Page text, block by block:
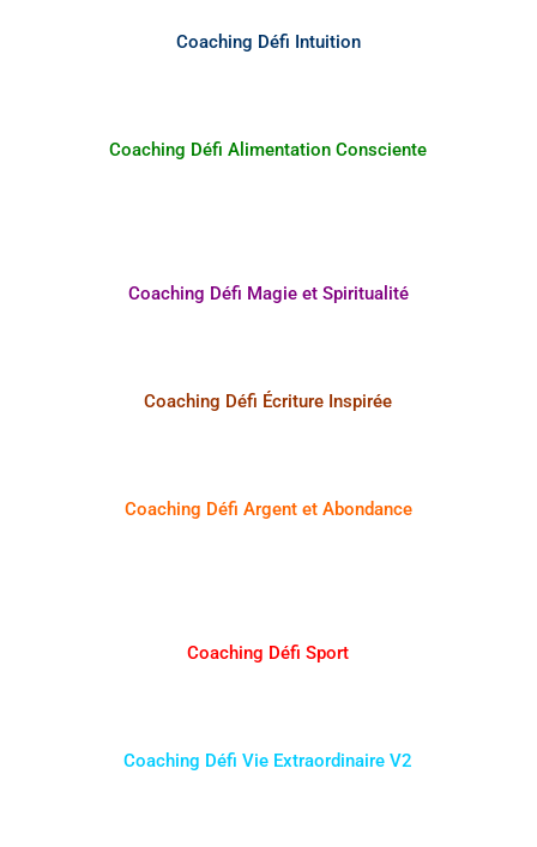
Coaching Défi Intuition
Coaching Défi Alimentation Consciente
Coaching Défi Magie et Spiritualité
Coaching Défi Écriture Inspirée
Coaching Défi Argent et Abondance
Coaching Défi Sport
Coaching Défi Vie Extraordinaire V2